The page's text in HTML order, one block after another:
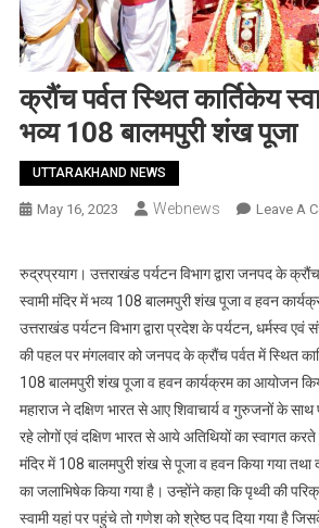
क्रौंच पर्वत स्थित कार्तिकेय
भव्य 108 बालमपुरी शंख पूजा
UTTARAKHAND NEWS
May 16, 2023 Webnews Leave A
रुद्रप्रयाग। उत्तराखंड पर्यटन विभाग द्वारा जनपद के
स्वामी मंदिर में भव्य 108 बालमपुरी शंख पूजा व हवन
उत्तराखंड पर्यटन विभाग द्वारा प्रदेश के पर्यटन, धर्मस्व
की पहल पर मंगलवार को जनपद के क्रौंच पर्वत में स्थित
108 बालमपुरी शंख पूजा व हवन कार्यक्रम का आयोजन
महाराज ने दक्षिण भारत से आए शिवाचार्य व गुरुजनों के
रहे लोगों एवं दक्षिण भारत से आये अतिथियों का स्वागत करते
मंदिर में 108 बालमपुरी शंख से पूजा व हवन किया गया तथा
का जलाभिषेक किया गया है। उन्होंने कहा कि पृथ्वी की
स्वामी यहां पर पहुंचे तो गणेश को श्रेष्ठ पद दिया गया है